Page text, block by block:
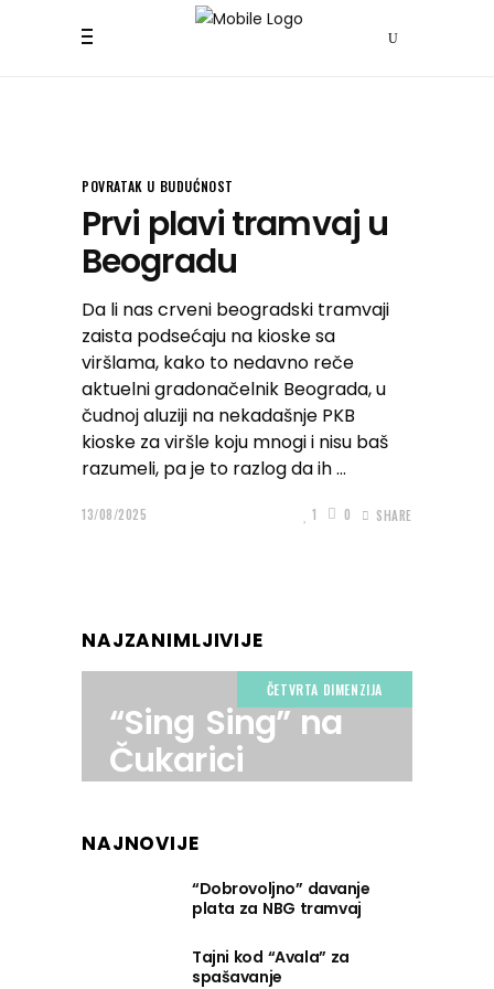
POVRATAK U BUDUĆNOST
Prvi plavi tramvaj u
Beogradu
Da li nas crveni beogradski tramvaji
zaista podsećaju na kioske sa
viršlama, kako to nedavno reče
aktuelni gradonačelnik Beograda, u
čudnoj aluziji na nekadašnje PKB
kioske za viršle koju mnogi i nisu baš
razumeli, pa je to razlog da ih
13/08/2025 1 0 SHARE
NAJZANIMLJIVIJE
ČETVRTA DIMENZIJA
“Sing Sing” na
Čukarici
NAJNOVIJE
“Dobrovoljno” davanje
plata za NBG tramvaj
Tajni kod “Avala” za
spašavanje